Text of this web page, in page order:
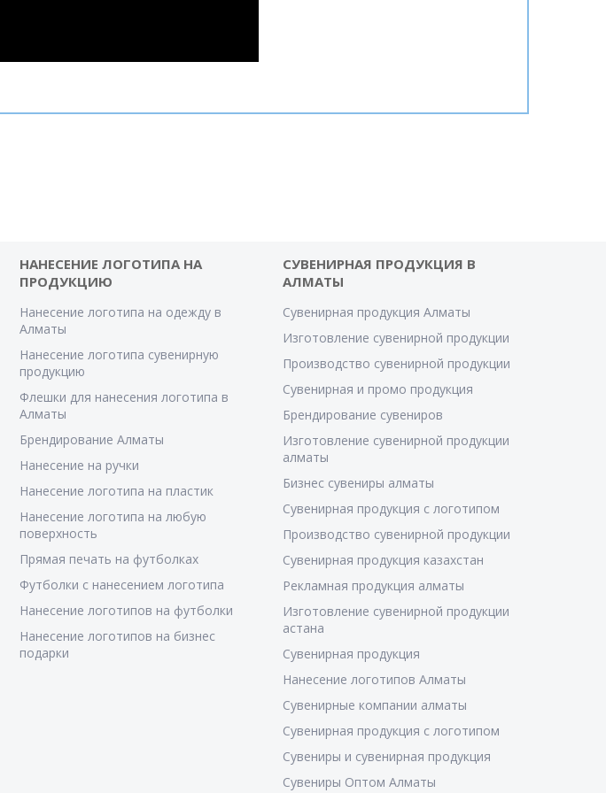
НАНЕСЕНИЕ ЛОГОТИПА НА
ПРОДУКЦИЮ
Нанесение логотипа на одежду в
Алматы
Нанесение логотипа сувенирную
продукцию
Флешки для нанесения логотипа в
Алматы
Брендирование Алматы
Нанесение на ручки
Нанесение логотипа на пластик
Нанесение логотипа на любую
поверхность
Прямая печать на футболках
Футболки с нанесением логотипа
Нанесение логотипов на футболки
Нанесение логотипов на бизнес
подарки
СУВЕНИРНАЯ ПРОДУКЦИЯ В
АЛМАТЫ
Сувенирная продукция Алматы
Изготовление сувенирной продукции
Производство сувенирной продукции
Сувенирная и промо продукция
Брендирование сувениров
Изготовление сувенирной продукции
алматы
Бизнес сувениры алматы
Сувенирная продукция с логотипом
Производство сувенирной продукции
Сувенирная продукция казахстан
Рекламная продукция алматы
Изготовление сувенирной продукции
астана
Сувенирная продукция
Нанесение логотипов Алматы
Сувенирные компании алматы
Сувенирная продукция с логотипом
Сувениры и сувенирная продукция
Сувениры Оптом Алматы